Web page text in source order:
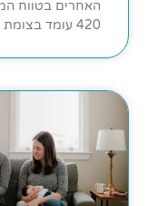
420 עומד בצומת מעניין וייחודי בתוך הקטלוג של